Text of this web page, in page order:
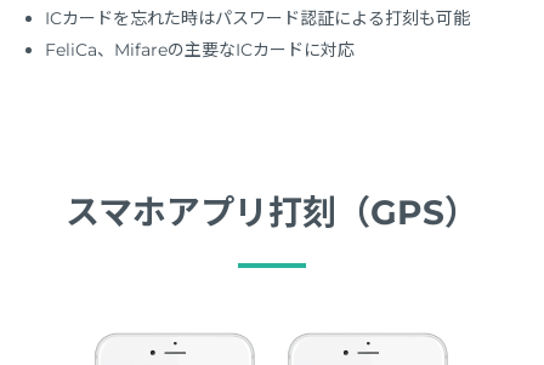
ICカードを忘れた時はパスワード認証による打刻も可能
FeliCa、Mifareの主要なICカードに対応
スマホアプリ打刻（GPS）